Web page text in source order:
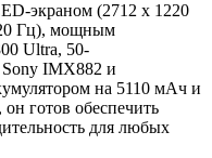
экраном (2712 x 1220
Гц), мощным
Ultra, 50-
Sony IMX882 и
на 5110 мАч и
готов обеспечить
для любых